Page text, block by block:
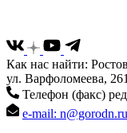
Как нас найти:
ул. Варфоломеева,
Телефон (факс)
e-mail: n@gorodn.ru